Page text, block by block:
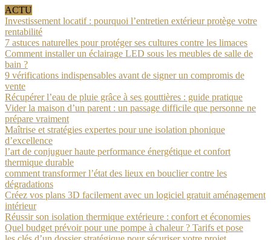
ACTU
Investissement locatif : pourquoi l’entretien extérieur protège votre
rentabilité
7 astuces naturelles pour protéger ses cultures contre les limaces
Comment installer un éclairage LED sous les meubles de salle de
bain ?
9 vérifications indispensables avant de signer un compromis de
vente
Récupérer l’eau de pluie grâce à ses gouttières : guide pratique
Vider la maison d’un parent : un passage difficile que personne ne
prépare vraiment
Maîtrise et stratégies expertes pour une isolation phonique
d’excellence
l’art de conjuguer haute performance énergétique et confort
thermique durable
comment transformer l’état des lieux en bouclier contre les
dégradations
Créez vos plans 3D facilement avec un logiciel gratuit aménagement
intérieur
Réussir son isolation thermique extérieure : confort et économies
Quel budget prévoir pour une pompe à chaleur ? Tarifs et pose